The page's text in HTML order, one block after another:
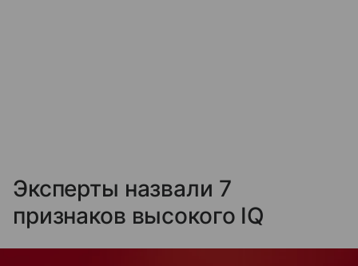
Эксперты назвали 7
признаков высокого IQ